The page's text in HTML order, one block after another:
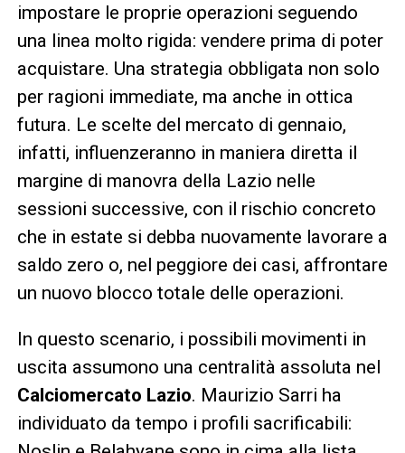
impostare le proprie operazioni seguendo
una linea molto rigida: vendere prima di poter
acquistare. Una strategia obbligata non solo
per ragioni immediate, ma anche in ottica
futura. Le scelte del mercato di gennaio,
infatti, influenzeranno in maniera diretta il
margine di manovra della Lazio nelle
sessioni successive, con il rischio concreto
che in estate si debba nuovamente lavorare a
saldo zero o, nel peggiore dei casi, affrontare
un nuovo blocco totale delle operazioni.
In questo scenario, i possibili movimenti in
uscita assumono una centralità assoluta nel
Calciomercato Lazio. Maurizio Sarri ha
individuato da tempo i profili sacrificabili: